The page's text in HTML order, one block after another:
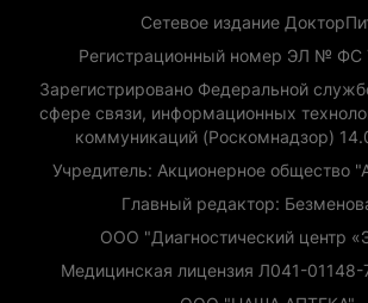
Сетевое издание
Регистрационный номер ЭЛ № ФС
Зарегистрировано Федеральной
сфере связи, информационных
коммуникаций (Роскомнадзор)
Учредитель: Акционерное
Главный редактор:
ООО "Диагностический центр
Медицинская лицензия Л041-